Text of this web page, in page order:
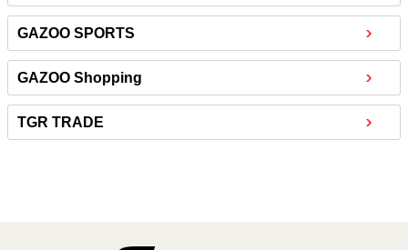
GAZOO SPORTS
GAZOO Shopping
TGR TRADE